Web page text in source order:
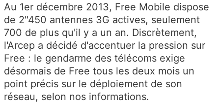
Au 1er décembre 2013, Free Mobile dispose
de 2"450 antennes 3G actives, seulement
700 de plus qu'il y a un an. Discrètement,
l'Arcep a décidé d'accentuer la pression sur
Free : le gendarme des télécoms exige
désormais de Free tous les deux mois un
point précis sur le déploiement de son
réseau, selon nos informations.